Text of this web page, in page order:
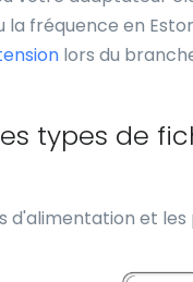
fréquence en
lors du
types de
d'alimentation et les